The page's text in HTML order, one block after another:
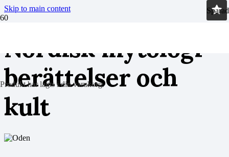
Skip to main content
Produkthar lagts i din varukorg.
Nordisk mytologi –
berättelser och
kult
Sparad